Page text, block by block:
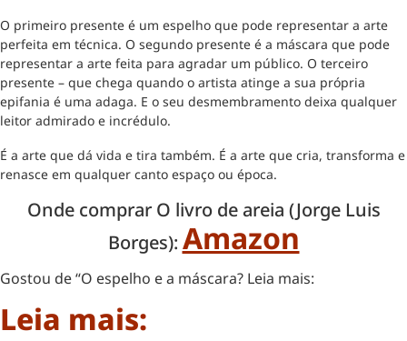
O primeiro presente é um espelho que pode representar a arte
perfeita em técnica. O segundo presente é a máscara que pode
representar a arte feita para agradar um público. O terceiro
presente – que chega quando o artista atinge a sua própria
epifania é uma adaga. E o seu desmembramento deixa qualquer
leitor admirado e incrédulo.
É a arte que dá vida e tira também. É a arte que cria, transforma e
renasce em qualquer canto espaço ou época.
Onde comprar O livro de areia (Jorge Luis
Borges): Amazon
Gostou de “O espelho e a máscara? Leia mais:
Leia mais: